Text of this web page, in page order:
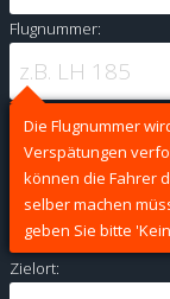
Flugnummer:
Die Flugnummer
Verspätungen
können die Fahrer
selber machen
geben Sie bitte
Zielort: